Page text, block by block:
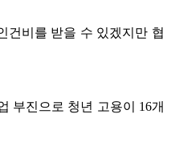
건비를 받을 수 있겠지만 협
부진으로 청년 고용이 16개